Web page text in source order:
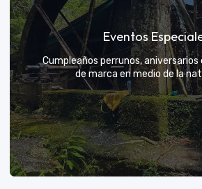
Formación y
Aprende de expertos a ser el
propio explorador
VER MÁS
Eventos
Cumpleaños perrunos,
de marca en medio de la